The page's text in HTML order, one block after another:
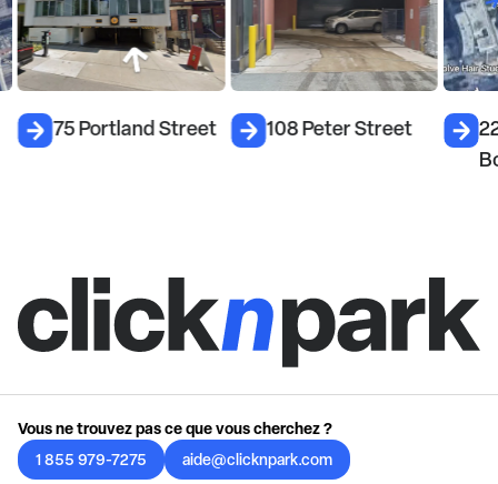
75 Portland Street 108 Peter Street
Vous ne trouvez pas ce que vous cherchez ?
1 855 979-7275
aide@clicknpark.com